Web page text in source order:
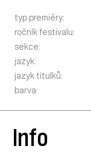
typ premiéry:
ročník festivalu:
sekce:
jazyk:
jazyk titulků:
barva:
Info